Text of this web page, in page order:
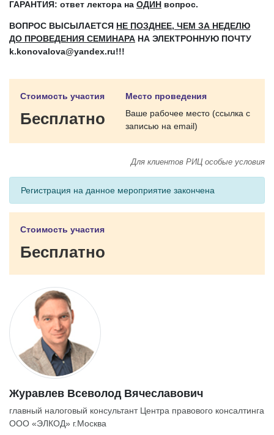
Журавлев Всеволод Вячеславович
главный налоговый консультант Центра правового консалтинга
ООО «ЭЛКОД» г.Москва
ГАРАНТИЯ: ответ лектора на ОДИН вопрос.
ВОПРОС ВЫСЫЛАЕТСЯ НЕ ПОЗДНЕЕ, ЧЕМ ЗА НЕДЕЛЮ
ДО ПРОВЕДЕНИЯ СЕМИНАРА НА ЭЛЕКТРОННУЮ ПОЧТУ
k.konovalova@yandex.ru!!!
Стоимость участия
Бесплатно
Место проведения
Ваше рабочее место (ссылка с
записью на email)
Для клиентов РИЦ особые условия
Регистрация на данное мероприятие закончена
Стоимость участия
Бесплатно